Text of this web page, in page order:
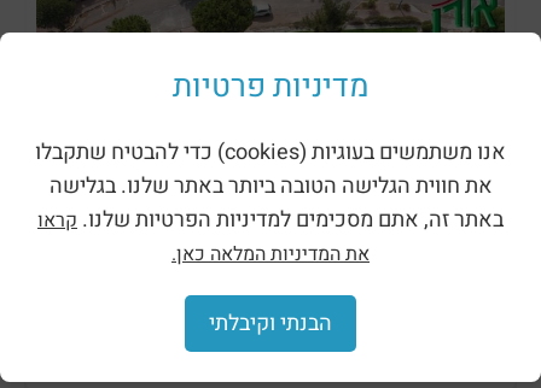
ظلال وحظائر
מדיניות פרטיות
אנו משתמשים בעוגיות (cookies) כדי להבטיח שתקבלו
את חווית הגלישה הטובה ביותר באתר שלנו. בגלישה
באתר זה, אתם מסכימים למדיניות הפרטיות שלנו. קראו
את המדיניות המלאה כאן.
הבנתי וקיבלתי